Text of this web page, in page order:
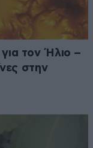
τον Ήλιο –
στην